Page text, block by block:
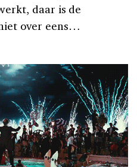
daar is de
over eens…